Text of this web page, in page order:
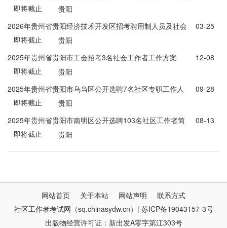
即将截止
贵阳
2026年贵州省贵阳经济技术开发区招考聘用制人员及社会
化工作者20人公告
03-25
即将截止
贵阳
2025年贵州省贵阳市工会招考3名社会工作者工作方案
12-08
即将截止
贵阳
2025年贵州省贵阳市乌当区公开选聘7名社区专职工作人
员(五岗)简章
09-28
即将截止
贵阳
2025年贵州省贵阳市南明区公开选聘103名社区工作者简
章
08-13
即将截止
贵阳
网站首页 关于本站 网站声明
联系方式
社区工作者考试网（sq.chinasydw.cn）| 苏ICP备19043157-3号
出版物经营许可证：新出发A零字第江303号